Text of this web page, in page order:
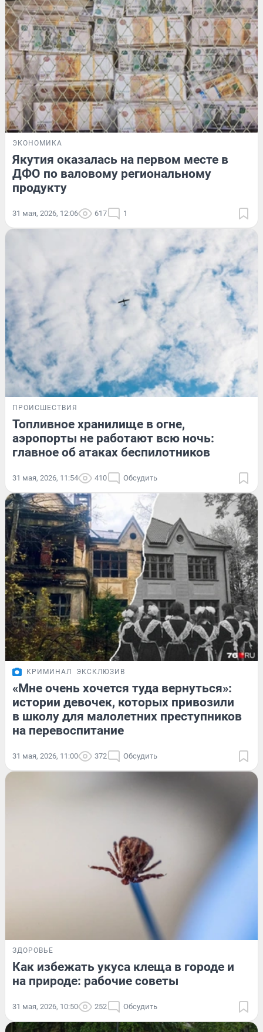
ЭКОНОМИКА
Якутия оказалась на первом месте в
ДФО по валовому региональному
продукту
31 мая, 2026, 12:06 617 1
ПРОИСШЕСТВИЯ
Топливное хранилище в огне,
аэропорты не работают всю ночь:
главное об атаках беспилотников
31 мая, 2026, 11:54 410 Обсудить
КРИМИНАЛ ЭКСКЛЮЗИВ
«Мне очень хочется туда вернуться»:
истории девочек, которых привозили
в школу для малолетних преступников
на перевоспитание
31 мая, 2026, 11:00 372 Обсудить
ЗДОРОВЬЕ
Как избежать укуса клеща в городе и
на природе: рабочие советы
31 мая, 2026, 10:50 252 Обсудить